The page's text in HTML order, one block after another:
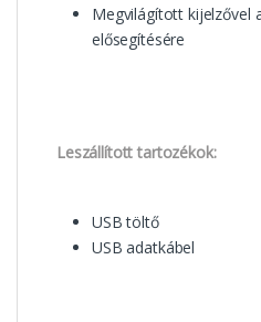
Megvilágított kijelzővel
elősegítésére
Leszállított tartozékok:
USB töltő
USB adatkábel